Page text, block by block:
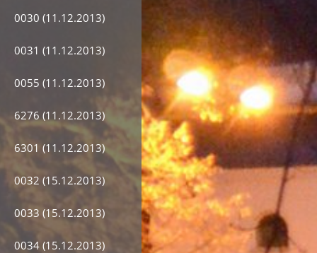
0030 (11.12.2013)
0031 (11.12.2013)
0055 (11.12.2013)
6276 (11.12.2013)
6301 (11.12.2013)
0032 (15.12.2013)
0033 (15.12.2013)
0034 (15.12.2013)